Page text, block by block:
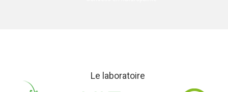
Le laboratoire